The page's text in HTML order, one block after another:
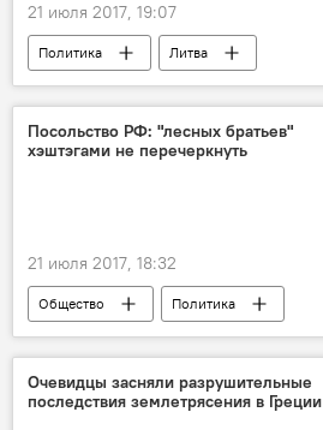
21 июля 2017, 19:07
Политика
Литва
Министерство обороны Литвы
немецкие военные
батальон
Посольство РФ: "лесных братьев"
хэштэгами не перечеркнуть
21 июля 2017, 18:32
Общество
Политика
"Лесные братья": приказано не спорить
"Лесные братья"
хэштэг
Очевидцы засняли разрушительные
последствия землетрясения в Греции